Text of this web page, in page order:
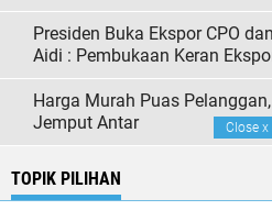
Presiden Buka Ekspor CPO
Aidi : Pembukaan Keran
Harga Murah Puas
Jemput Antar
TOPIK PILIHAN
Close x